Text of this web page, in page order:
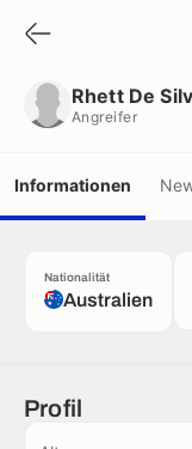
Rhett De
Angreifer
Informationen
Nationalität
Australien
Profil